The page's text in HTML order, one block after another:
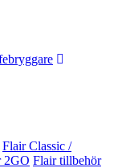
Flair Classic /
2GO Flair tillbehör